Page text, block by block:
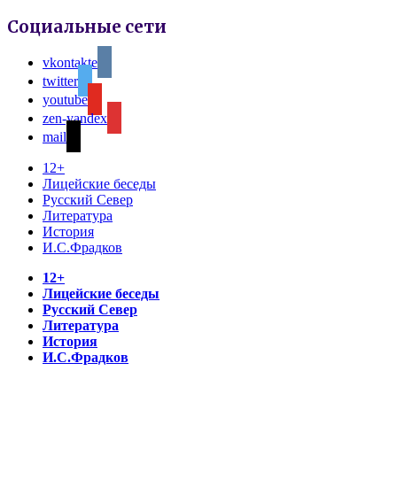
Социальные сети
vkontakte
twitter
youtube
zen-yandex
mail
12+
Лицейские беседы
Русский Север
Литература
История
И.С.Фрадков
12+
Лицейские беседы
Русский Север
Литература
История
И.С.Фрадков